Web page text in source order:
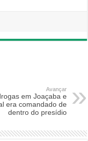
Avançar
em Joaçaba e
era comandado de
dentro do presídio